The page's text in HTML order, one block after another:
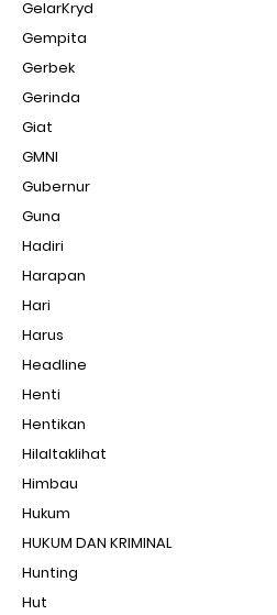
GelarKryd
Gempita
Gerbek
Gerinda
Giat
GMNI
Gubernur
Guna
Hadiri
Harapan
Hari
Harus
Headline
Henti
Hentikan
Hilaltaklihat
Himbau
Hukum
HUKUM DAN KRIMINAL
Hunting
Hut